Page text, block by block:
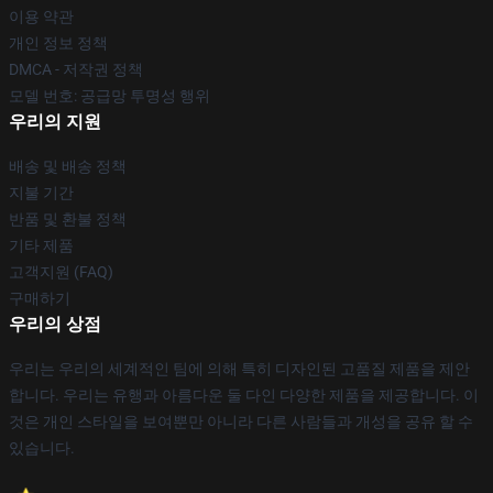
이용 약관
개인 정보 정책
DMCA - 저작권 정책
모델 번호: 공급망 투명성 행위
우리의 지원
배송 및 배송 정책
지불 기간
반품 및 환불 정책
기타 제품
고객지원 (FAQ)
구매하기
우리의 상점
우리는 우리의 세계적인 팀에 의해 특히 디자인된 고품질 제품을 제안
합니다. 우리는 유행과 아름다운 둘 다인 다양한 제품을 제공합니다. 이
것은 개인 스타일을 보여뿐만 아니라 다른 사람들과 개성을 공유 할 수
있습니다.